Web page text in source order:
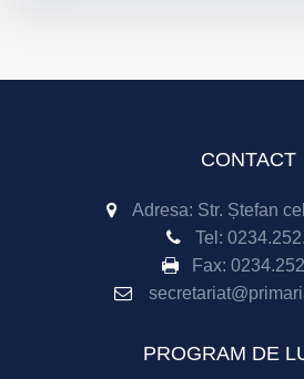
CONTACT
Adresa: Str. Ștefan
Tel:
Fax:
PROGRAM DE